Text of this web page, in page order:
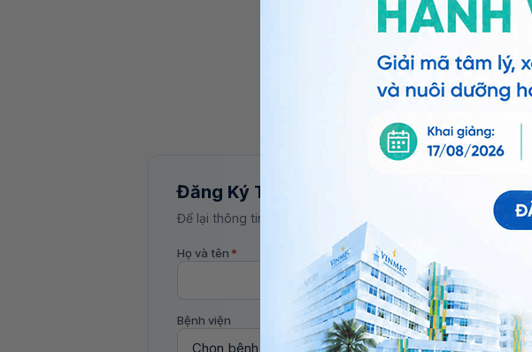
Đăng Ký Tư Vấn
Để lại thông tin, bác sĩ Vinmec sẽ liên hệ tư vấn trong 24 giờ.
Họ và tên *
Bệnh viện